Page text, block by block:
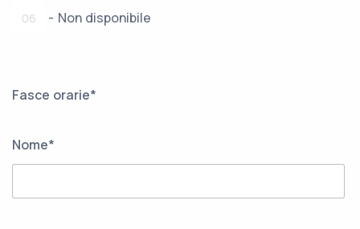
06 - Non disponibile
Fasce orarie*
Nome*